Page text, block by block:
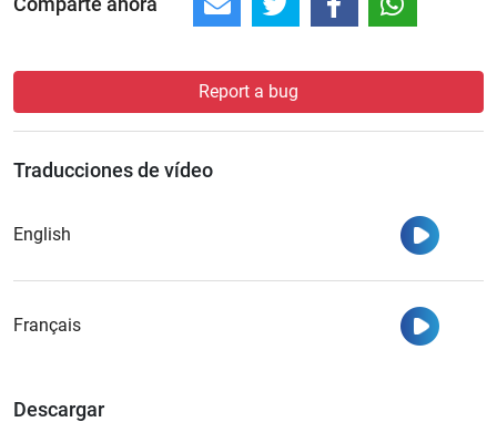
Report a bug
Traducciones de vídeo
English
Français
Descargar